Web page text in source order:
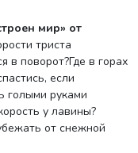
мир» от
триста
в поворот?Где в горах
если
голыми руками
у лавины?
от снежной